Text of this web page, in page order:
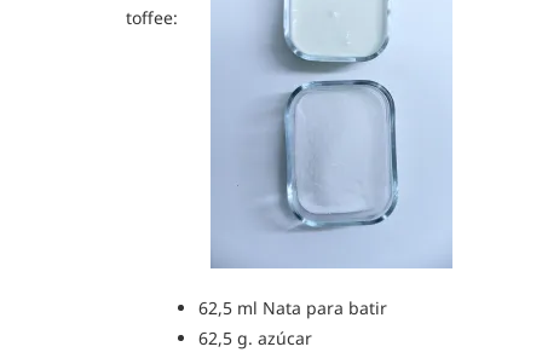
toffee:
62,5 ml Nata para batir
62,5 g. azúcar